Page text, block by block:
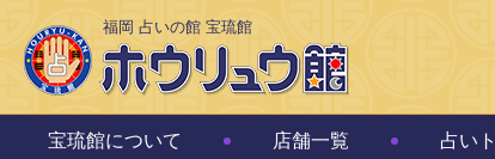
福岡 占いの館 宝琉館
宝琉館について 店舗一覧 占い